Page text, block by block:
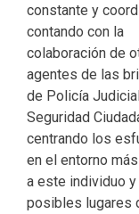
constante y
contando con la
colaboración de
agentes de las
de Policía
Seguridad
centrando los
en el entorno
a este individuo y
posibles lugares